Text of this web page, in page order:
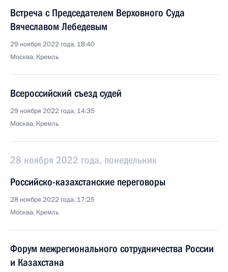
Встреча с Председателем Верховного Суда
Вячеславом Лебедевым
29 ноября 2022 года, 18:40
Москва, Кремль
Всероссийский съезд судей
29 ноября 2022 года, 14:35
Москва, Кремль
28 ноября 2022 года, понедельник
Российско-казахстанские переговоры
28 ноября 2022 года, 17:25
Москва, Кремль
Форум межрегионального сотрудничества России
и Казахстана